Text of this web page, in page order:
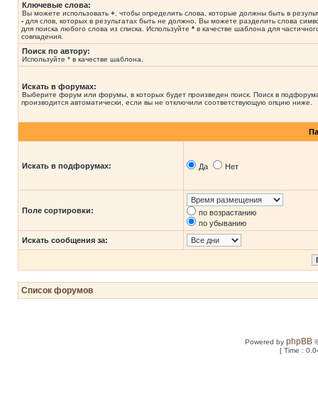
Ключевые слова:
Вы можете использовать + , чтобы определить слова, которые должны быть в
- для слов, которых в результатах быть не должно. Вы можете разделить слова
для поиска любого слова из списка. Используйте * в качестве шаблона для
совпадения.
Поиск по автору:
Используйте * в качестве шаблона.
Искать в форумах:
Выберите форум или форумы, в которых будет произведен поиск. Поиск в
производится автоматически, если вы не отключили соответствующую опцию ниже.
Искать в подфорумах: Да Нет
Поле сортировки:
по возрастанию
по убыванию
Искать сообщения за:
Список форумов
Powered byphpBB
[ Time :